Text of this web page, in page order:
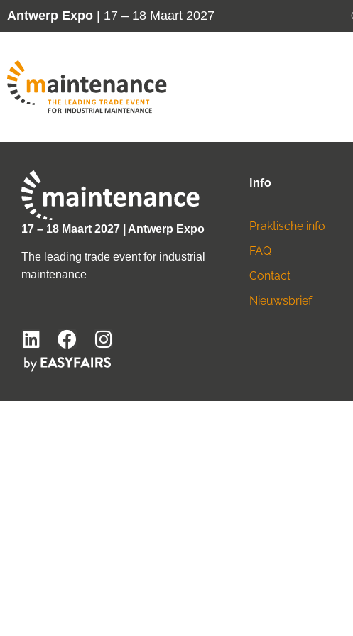
Antwerp Expo | 17 – 18 Maart 2027
17 – 18 Maart 2027 | Antwerp Expo
The leading trade event for industrial
maintenance
Info
Praktische info
FAQ
Contact
Nieuwsbrief